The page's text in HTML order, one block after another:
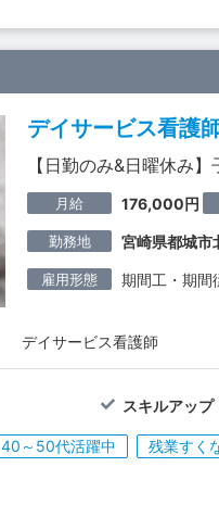
デイサービス看護
【日勤のみ&日曜休み
月給 176,000円
勤務地 宮崎県都城
雇用形態 期間工・期間
デイサービス看護師
スキルアップ
40～50代活躍中 残業すく